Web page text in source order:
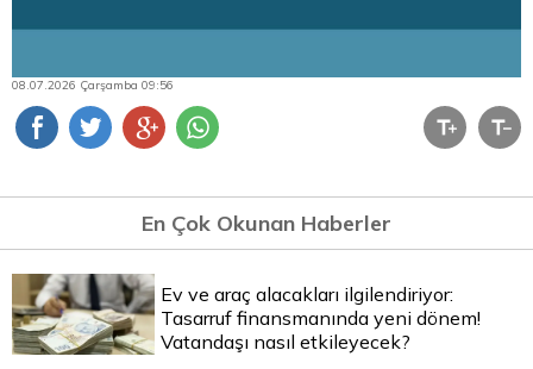
08.07.2026 Çarşamba 09:56
En Çok Okunan Haberler
Ev ve araç alacakları ilgilendiriyor:
Tasarruf finansmanında yeni dönem!
Vatandaşı nasıl etkileyecek?